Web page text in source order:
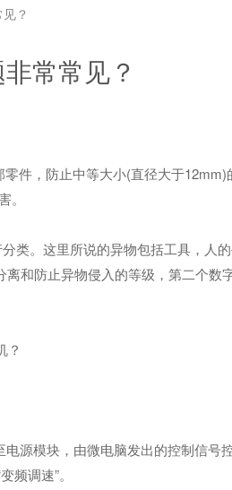
？
常常见？
件，防止中等大小(直径大于12mm)
类。这里所说的异物包括工具，人
和防止异物侵入的等级，第二个数
？
源模块，由微电脑发出的控制信号
调速”。